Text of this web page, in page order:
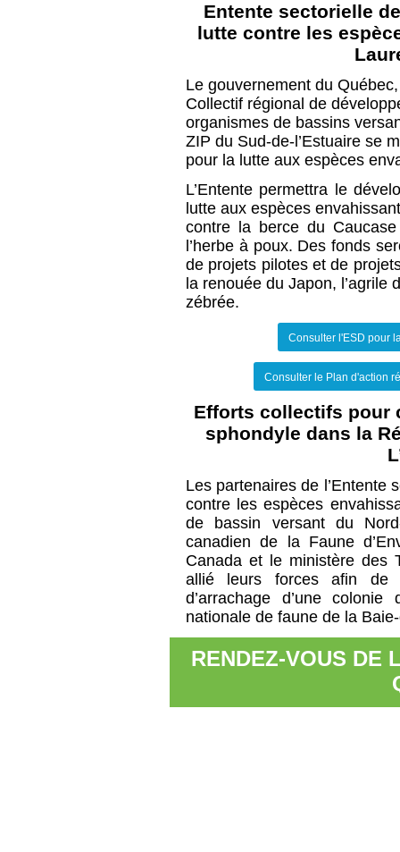
Entente sectorielle
lutte contre les
Le gouvernement du
Collectif régional de
organismes de bassins
ZIP du Sud-de-l’Estuaire se
pour la lutte aux espèces
L’Entente permettra le
lutte aux espèces
contre la berce du
l’herbe à poux. Des fonds
de projets pilotes et de
la renouée du Japon,
zébrée.
Consulter l'ESD pour
Consulter le Plan d'action
Efforts collectifs pour
sphondyle dans la
Les partenaires de l’Entente
contre les espèces
de bassin versant du
canadien de la Faune
Canada et le ministère des
allié leurs forces afin de
d’arrachage d’une
nationale de faune de la
RENDEZ-VOUS DE